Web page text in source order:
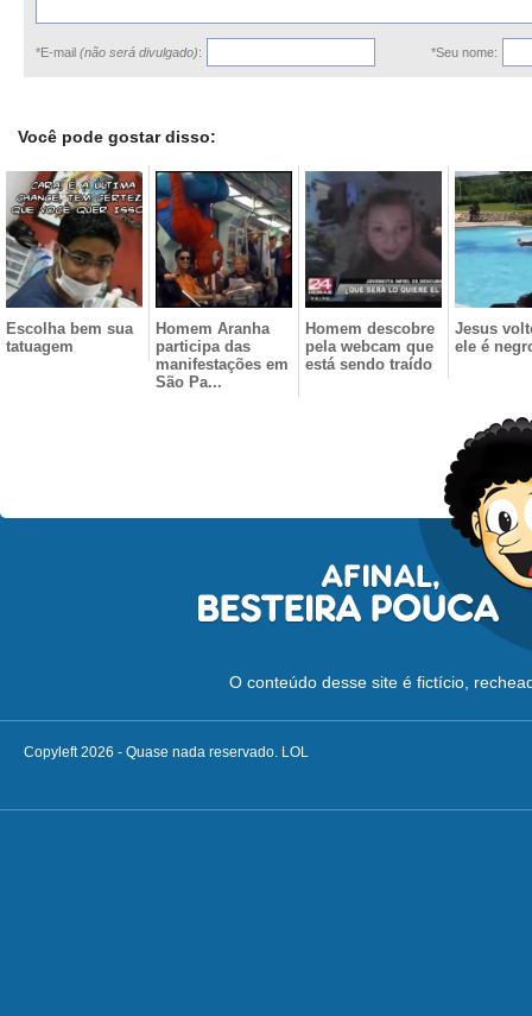
*E-mail (não será divulgado): *Seu nome:
Você pode gostar disso:
Escolha bem sua
tatuagem
Homem Aranha
participa das
manifestações em
São Pa...
Homem descobre
pela webcam que
está sendo traído
Jesus
ele é
O conteúdo desse site é fictício,
Copyleft 2026 - Quase nada reservado. LOL